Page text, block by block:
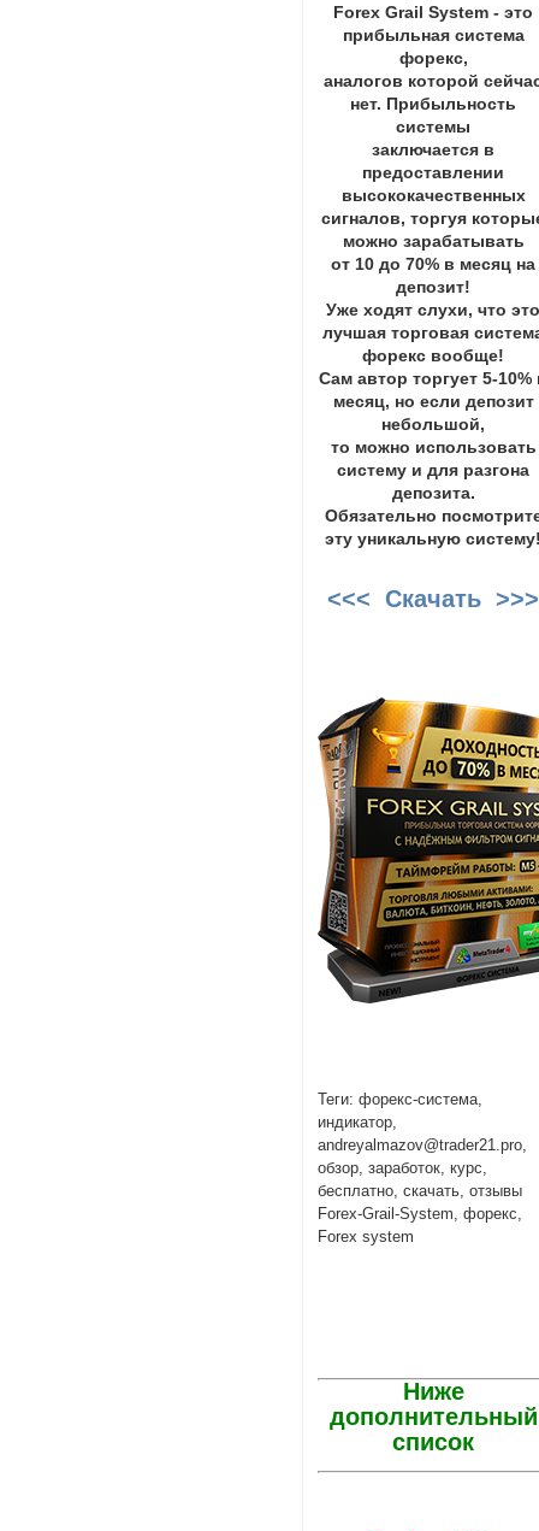
Forex Grail System - это
прибыльная система
форекс,
аналогов которой
нет. Прибыльность
системы
заключается в
предоставлении
высококачественных
сигналов, торгуя
можно зарабатывать
от 10 до 70% в месяц на
депозит!
Уже ходят слухи, что
лучшая торговая
форекс вообще!
Сам автор торгует 5-10%
месяц, но если депозит
небольшой,
то можно использовать
систему и для разгона
депозита.
Обязательно
эту уникальную
<<< Скачать >>>
Теги: форекс-система,
индикатор,
andreyalmazov@trader21.pro,
обзор, заработок, курс,
бесплатно, скачать, отзывы
Forex-Grail-System, форекс,
Forex system
Ниже
дополнительный
список